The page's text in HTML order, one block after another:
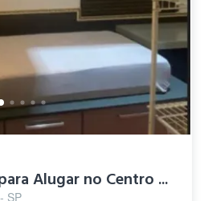
Alugar no Centro ...
SP